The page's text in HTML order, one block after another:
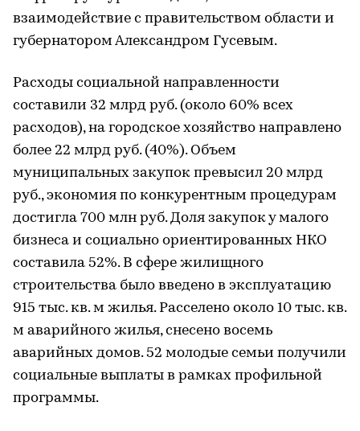
взаимодействие с правительством области и
губернатором Александром Гусевым.
Расходы социальной направленности
составили 32 млрд руб. (около 60% всех
расходов), на городское хозяйство направлено
более 22 млрд руб. (40%). Объем
муниципальных закупок превысил 20 млрд
руб., экономия по конкурентным процедурам
достигла 700 млн руб. Доля закупок у малого
бизнеса и социально ориентированных НКО
составила 52%. В сфере жилищного
строительства было введено в эксплуатацию
915 тыс. кв. м жилья. Расселено около 10 тыс. кв.
м аварийного жилья, снесено восемь
аварийных домов. 52 молодые семьи получили
социальные выплаты в рамках профильной
программы.